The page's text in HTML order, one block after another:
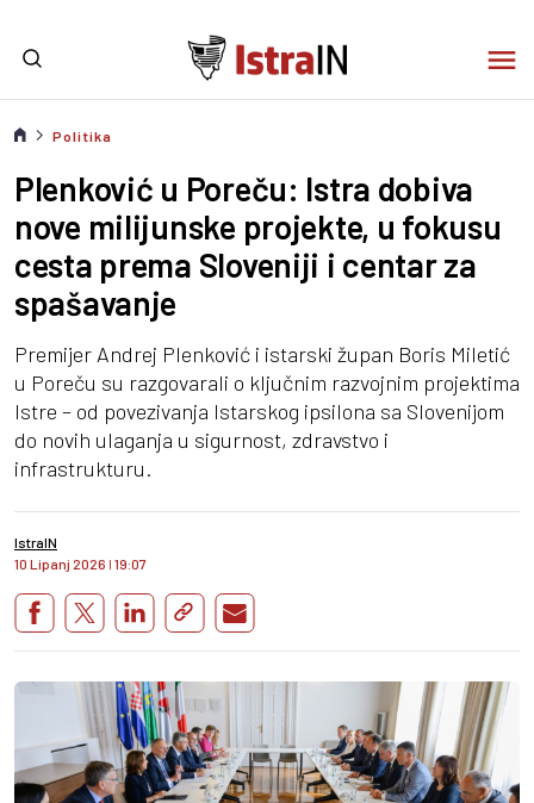
Politika
Plenković u Poreču: Istra dobiva
nove milijunske projekte, u fokusu
cesta prema Sloveniji i centar za
spašavanje
Premijer Andrej Plenković i istarski župan Boris Miletić
u Poreču su razgovarali o ključnim razvojnim projektima
Istre – od povezivanja Istarskog ipsilona sa Slovenijom
do novih ulaganja u sigurnost, zdravstvo i
infrastrukturu.
IstraIN
10 Lipanj 2026 I 19:07